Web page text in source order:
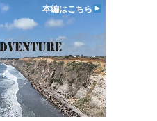
本編はこちら